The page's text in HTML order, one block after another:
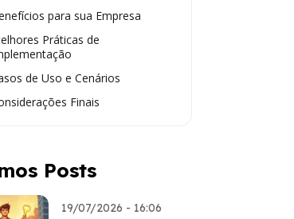
para sua Empresa
Práticas de
de Uso e Cenários
Finais
Posts
19/07/2026 - 16:06